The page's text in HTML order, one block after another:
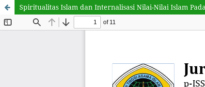
Spiritualitas Islam dan Internalisasi Nilai-Nilai Islam